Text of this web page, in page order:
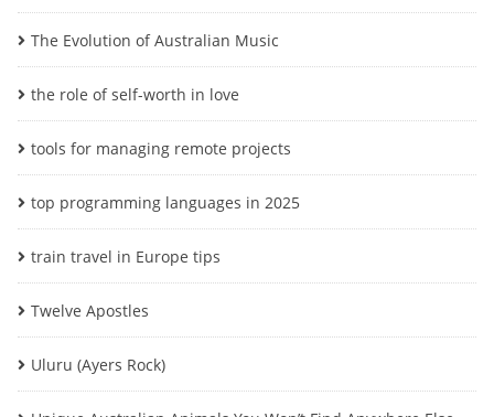
The Evolution of Australian Music
the role of self-worth in love
tools for managing remote projects
top programming languages in 2025
train travel in Europe tips
Twelve Apostles
Uluru (Ayers Rock)